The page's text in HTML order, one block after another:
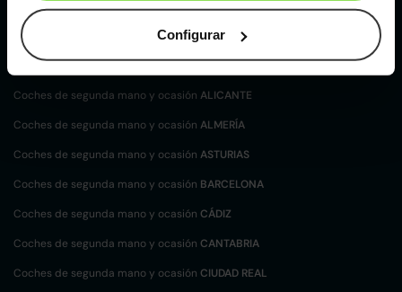
Configurar
Coches desegunda mano y ocasión por
localización
Coches de segunda mano y ocasiónALBACETE
Coches de segunda mano y ocasión ALICANTE
Coches de segunda mano y ocasión ALMERÍA
Coches de segunda mano y ocasión ASTURIAS
Coches de segunda mano y ocasión BARCELONA
Coches de segunda mano y ocasión CÁDIZ
Coches de segunda mano y ocasión CANTABRIA
Coches de segunda mano y ocasión CIUDAD REAL